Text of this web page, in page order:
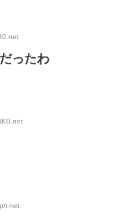
ったわ
r.net